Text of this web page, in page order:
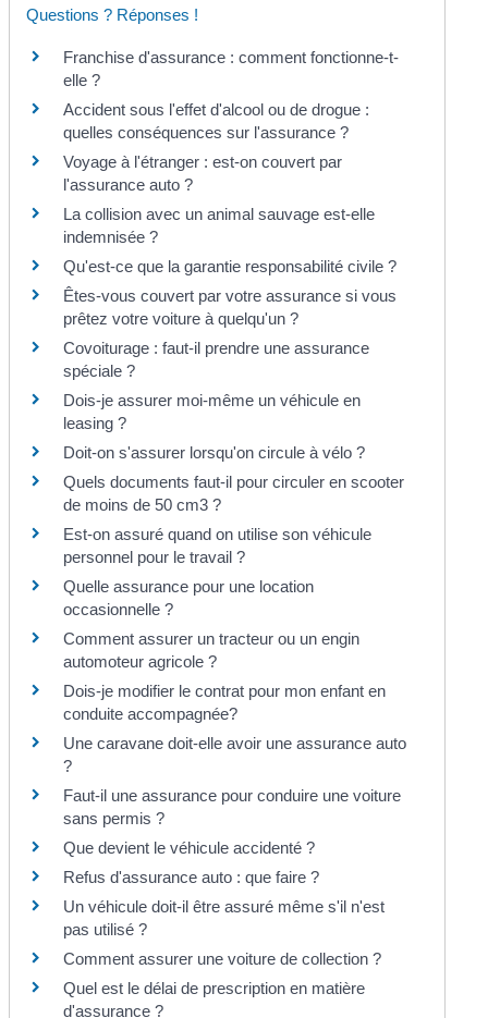
Questions ? Réponses !
Franchise d'assurance : comment fonctionne-t-
elle ?
Accident sous l'effet d'alcool ou de drogue :
quelles conséquences sur l'assurance ?
Voyage à l'étranger : est-on couvert par
l'assurance auto ?
La collision avec un animal sauvage est-elle
indemnisée ?
Qu'est-ce que la garantie responsabilité civile ?
Êtes-vous couvert par votre assurance si vous
prêtez votre voiture à quelqu'un ?
Covoiturage : faut-il prendre une assurance
spéciale ?
Dois-je assurer moi-même un véhicule en
leasing ?
Doit-on s'assurer lorsqu'on circule à vélo ?
Quels documents faut-il pour circuler en scooter
de moins de 50 cm3 ?
Est-on assuré quand on utilise son véhicule
personnel pour le travail ?
Quelle assurance pour une location
occasionnelle ?
Comment assurer un tracteur ou un engin
automoteur agricole ?
Dois-je modifier le contrat pour mon enfant en
conduite accompagnée?
Une caravane doit-elle avoir une assurance auto
?
Faut-il une assurance pour conduire une voiture
sans permis ?
Que devient le véhicule accidenté ?
Refus d'assurance auto : que faire ?
Un véhicule doit-il être assuré même s'il n'est
pas utilisé ?
Comment assurer une voiture de collection ?
Quel est le délai de prescription en matière
d'assurance ?